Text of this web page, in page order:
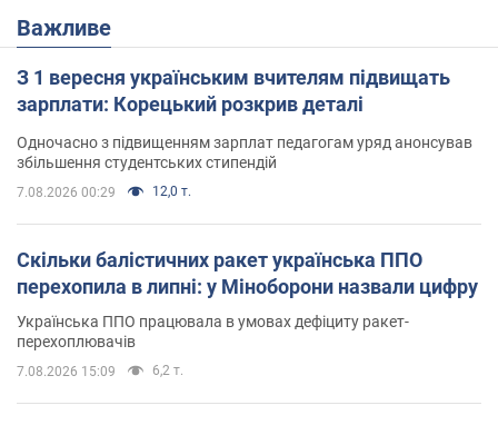
Важливе
З 1 вересня українським вчителям підвищать
зарплати: Корецький розкрив деталі
Одночасно з підвищенням зарплат педагогам уряд анонсував
збільшення студентських стипендій
7.08.2026 00:29 12,0 т.
Скільки балістичних ракет українська ППО
перехопила в липні: у Міноборони назвали цифру
Українська ППО працювала в умовах дефіциту ракет-
перехоплювачів
7.08.2026 15:09 6,2 т.